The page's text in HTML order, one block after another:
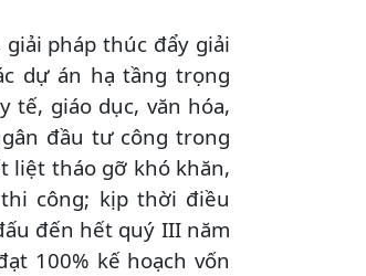
pháp thúc đẩy giải
dự án hạ tầng trọng
giáo dục, văn hóa,
đầu tư công trong
liệt tháo gỡ khó khăn,
công; kịp thời điều
đến hết quý III năm
100% kế hoạch vốn